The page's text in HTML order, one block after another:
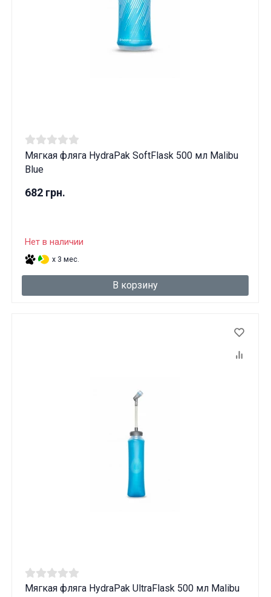
Мягкая фляга HydraPak SoftFlask 500 мл Malibu
Blue
682 грн.
Нет в наличии
x 3 мес.
В корзину
Мягкая фляга HydraPak UltraFlask 500 мл Malibu